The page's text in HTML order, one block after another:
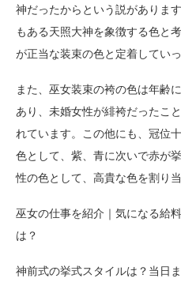
神だったからという説がありま
もある天照大神を象徴する色と
が正当な装束の色と定着してい
また、巫女装束の袴の色は年齢
あり、未婚女性が緋袴だったこ
れています。この他にも、冠位
色として、紫、青に次いで赤が
性の色として、高貴な色を割り
巫女の仕事を紹介｜気になる給
は？
神前式の挙式スタイルは？当日